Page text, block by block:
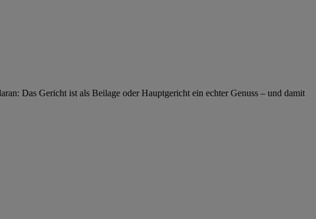
Das Gericht ist als Beilage oder Hauptgericht ein echter Genuss – und damit